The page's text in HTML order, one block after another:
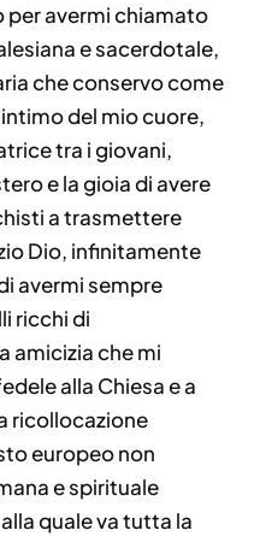
per avermi chiamato
e sacerdotale,
che conservo come
del mio cuore,
tra i giovani,
e la gioia di avere
a trasmettere
Dio, infinitamente
avermi sempre
ricchi di
amicizia che mi
alla Chiesa e a
ricollocazione
europeo non
e spirituale
quale va tutta la